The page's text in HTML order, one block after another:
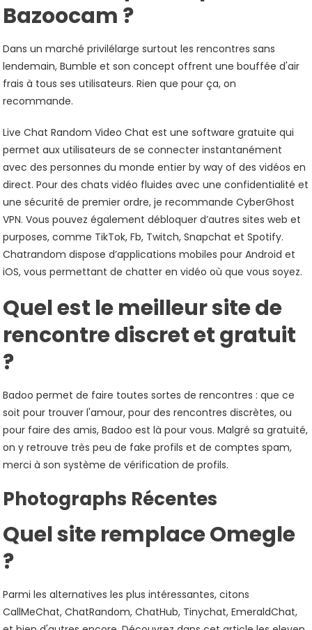
Bazoocam ?
Dans un marché privilélarge surtout les rencontres sans
lendemain, Bumble et son concept offrent une bouffée d'air
frais à tous ses utilisateurs. Rien que pour ça, on
recommande.
Live Chat Random Video Chat est une software gratuite qui
permet aux utilisateurs de se connecter instantanément
avec des personnes du monde entier by way of des vidéos en
direct. Pour des chats vidéo fluides avec une confidentialité et
une sécurité de premier ordre, je recommande CyberGhost
VPN. Vous pouvez également débloquer d’autres sites web et
purposes, comme TikTok, Fb, Twitch, Snapchat et Spotify.
Chatrandom dispose d’applications mobiles pour Android et
iOS, vous permettant de chatter en vidéo où que vous soyez.
Quel est le meilleur site de
rencontre discret et gratuit
?
Badoo permet de faire toutes sortes de rencontres : que ce
soit pour trouver l'amour, pour des rencontres discrètes, ou
pour faire des amis, Badoo est là pour vous. Malgré sa gratuité,
on y retrouve très peu de fake profils et de comptes spam,
merci à son système de vérification de profils.
Photographs Récentes
Quel site remplace Omegle
?
Parmi les alternatives les plus intéressantes, citons
CallMeChat, ChatRandom, ChatHub, Tinychat, EmeraldChat,